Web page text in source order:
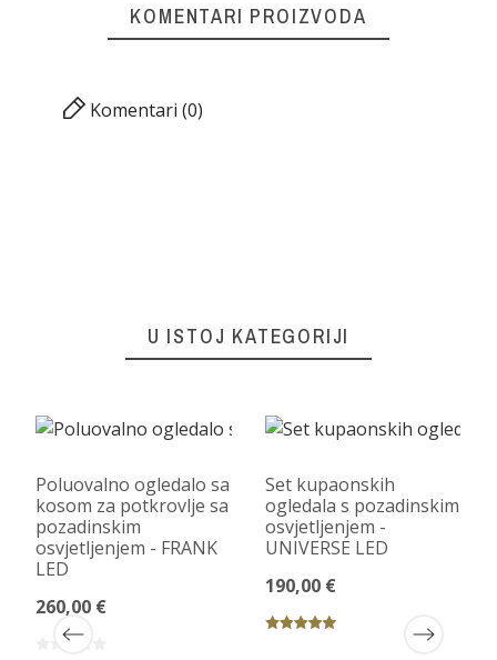
KOMENTARI PROIZVODA
Komentari (0)
U ISTOJ KATEGORIJI
Poluovalno ogledalo sa
kosom za potkrovlje sa
pozadinskim
osvjetljenjem - FRANK
LED
260,00 €
Set kupaonskih
ogledala s pozadinskim
osvjetljenjem -
UNIVERSE LED
190,00 €